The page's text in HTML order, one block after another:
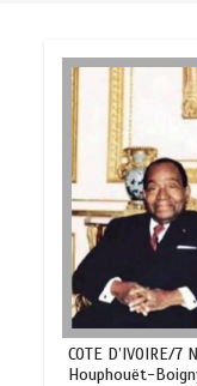
COTE D’IVOIRE/
Houphouët-